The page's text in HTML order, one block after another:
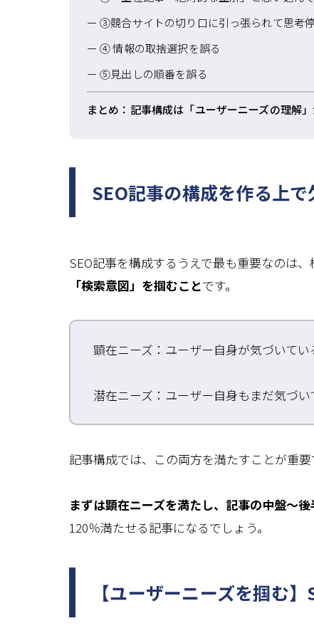
③競合サイトの切り口に引っ張られて思考
④ 情報の取捨選択を誤る
⑤見出しの順番を誤る
まとめ：記事構成は「ユーザーニーズの理解
SEO記事の構成を作る上
SEO記事を構成するうえで最も重要なのは
「検索意図」を掴むことです。
顕在ニーズ：ユーザー自身が気づいてい
潜在ニーズ：ユーザー自身もまだ気づい
記事構成では、この両方を満たすことが重要
まずは顕在ニーズを満たし、記事の中盤～
120％満たせる記事になるでしょう。
【ユーザーニーズを掴む